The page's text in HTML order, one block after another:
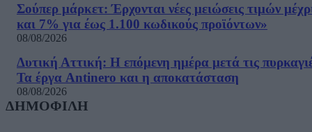
Σούπερ μάρκετ: Έρχονται νέες μειώσεις τιμών
και 7% για έως 1.100 κωδικούς προϊόντων»
08/08/2026
Δυτική Αττική: Η επόμενη ημέρα μετά τις
Τα έργα Antinero και η αποκατάσταση
08/08/2026
ΔΗΜΟΦΙΛΗ